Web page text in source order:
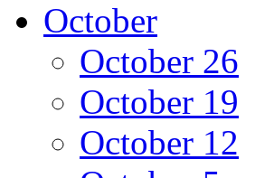
October
October 26
October 19
October 12